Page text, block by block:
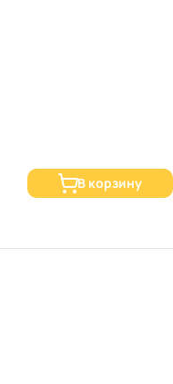
В корзину